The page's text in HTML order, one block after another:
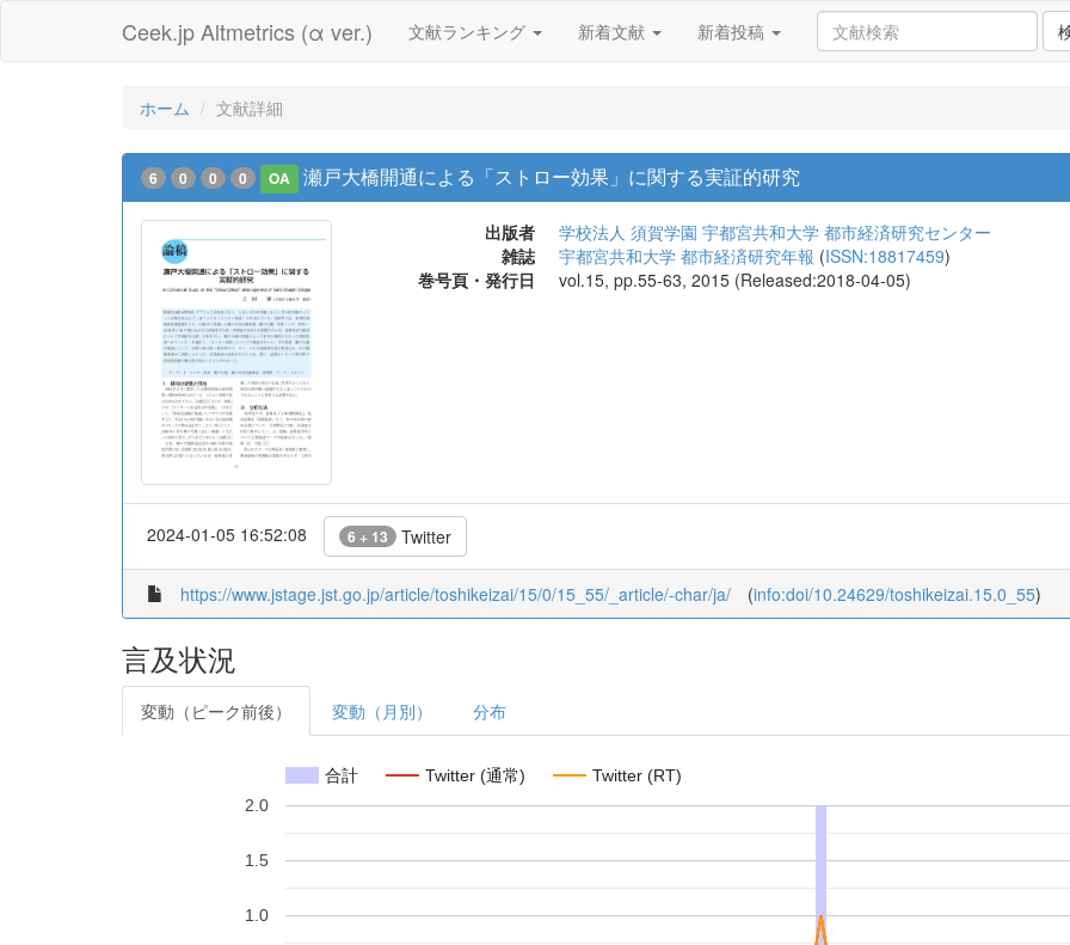
Ceek.jp Altmetrics (α ver.) 文献ランキング 新着文献 新着投稿
ホーム 文献詳細
6 0 0 0 OA 瀬戸大橋開通による「ストロー効果」に関する実証的研究
出版者
学校法人 須賀学園 宇都宮共和大学 都市経済研究センター
雑誌
宇都宮共和大学 都市経済研究年報 (ISSN:18817459)
巻号頁・発行日
vol.15, pp.55-63, 2015 (Released:2018-04-05)
2024-01-05 16:52:08 6 + 13 Twitter
https://www.jstage.jst.go.jp/article/toshikeizai/15/0/15_55/_article/-char/ja/ (info:doi/10.24629/toshikeizai.15.0_55)
言及状況
変動（ピーク前後） 変動（月別） 分布
合計 Twitter (通常) Twitter (RT)
1.0
1.5
2.0